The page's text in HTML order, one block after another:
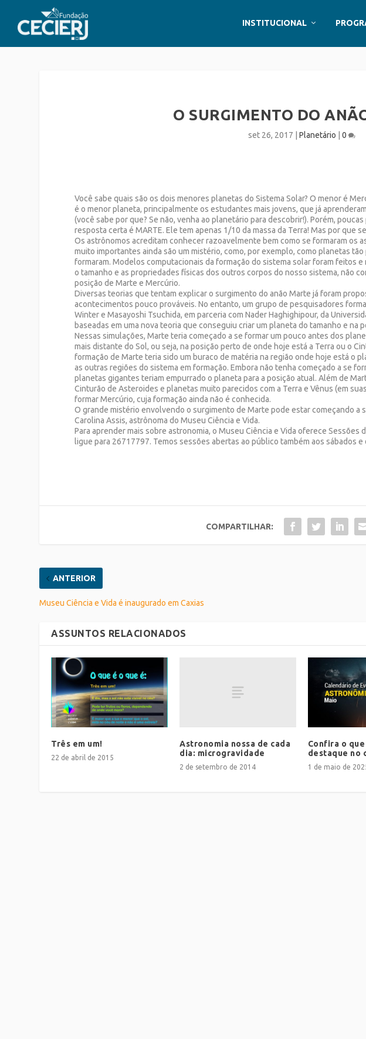
INSTITUCIONAL
O SURGIMENTO DO
set 26, 2017 |Planetário |0
Você sabe quais são os dois menores planetas do Sistema Solar? O menor é
é o menor planeta, principalmente os estudantes mais jovens, que já
(você sabe por que? Se não, venha ao planetário para descobrir!). Porém,
resposta certa é MARTE. Ele tem apenas 1/10 da massa da Terra! Mas por que
Os astrônomos acreditam conhecer razoavelmente bem como se formaram os
muito importantes ainda são um mistério, como, por exemplo, como planetas
formaram. Modelos computacionais da formação do sistema solar foram feitos
o tamanho e as propriedades físicas dos outros corpos do nosso sistema, não
posição de Marte e Mercúrio.
Diversas teorias que tentam explicar o surgimento do anão Marte já foram
acontecimentos pouco prováveis. No entanto, um grupo de pesquisadores
Winter e Masayoshi Tsuchida, em parceria com Nader Haghighipour, da
baseadas em uma nova teoria que conseguiu criar um planeta do tamanho e na
Nessas simulações, Marte teria começado a se formar um pouco antes dos
mais distante do Sol, ou seja, na posição perto de onde hoje está a Terra ou o
formação de Marte teria sido um buraco de matéria na região onde hoje está o
as outras regiões do sistema em formação. Embora não tenha começado a se
planetas gigantes teriam empurrado o planeta para a posição atual. Além de
Cinturão de Asteroides e planetas muito parecidos com a Terra e Vênus (em
formar Mercúrio, cuja formação ainda não é conhecida.
O grande mistério envolvendo o surgimento de Marte pode estar começando a
Carolina Assis, astrônoma do Museu Ciência e Vida.
Para aprender mais sobre astronomia, o Museu Ciência e Vida oferece Sessões
ligue para 2671­7797. Temos sessões abertas ao público também aos sábados e
COMPARTILHAR:
ANTERIOR
Museu Ciência e Vida é inaugurado em Caxias
ASSUNTOS RELACIONADOS
Três em um!
22 de abril de 2015
Astronomia nossa de cada
dia: microgravidade
2 de setembro de 2014
Confira o
destaque no
1 de maio de